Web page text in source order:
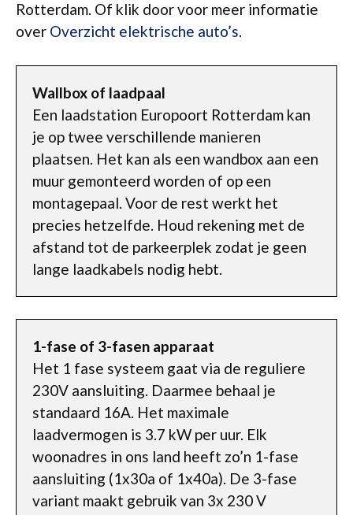
Rotterdam. Of klik door voor meer informatie
over Overzicht elektrische auto’s.
Wallbox of laadpaal
Een laadstation Europoort Rotterdam kan
je op twee verschillende manieren
plaatsen. Het kan als een wandbox aan een
muur gemonteerd worden of op een
montagepaal. Voor de rest werkt het
precies hetzelfde. Houd rekening met de
afstand tot de parkeerplek zodat je geen
lange laadkabels nodig hebt.
1-fase of 3-fasen apparaat
Het 1 fase systeem gaat via de reguliere
230V aansluiting. Daarmee behaal je
standaard 16A. Het maximale
laadvermogen is 3.7 kW per uur. Elk
woonadres in ons land heeft zo’n 1-fase
aansluiting (1x30a of 1x40a). De 3-fase
variant maakt gebruik van 3x 230 V